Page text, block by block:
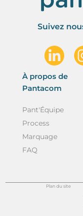
Suivez
À propos de
Pantacom
Pant'Équipe
Process
Marquage
FAQ
Plan du site